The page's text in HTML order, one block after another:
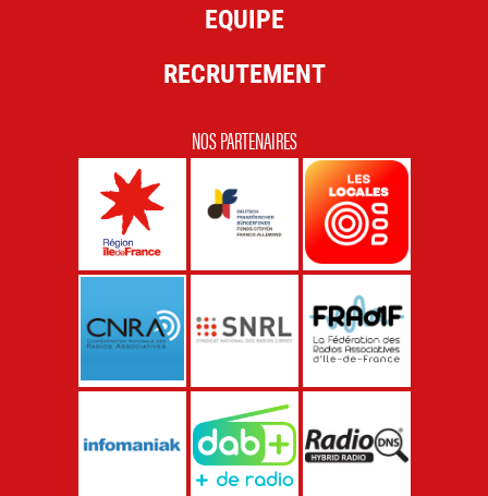
EQUIPE
RECRUTEMENT
NOS PARTENAIRES